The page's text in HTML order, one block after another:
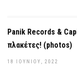
Panik Records &
πλακέτες! (photos)
18 ΙΟΥΝΊΟΥ, 2022